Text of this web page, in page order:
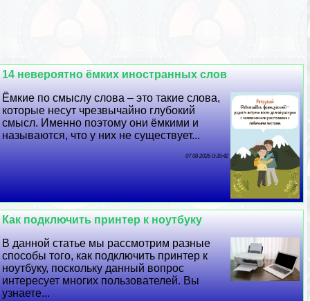
14 невероятно ёмких иностранных слов
Ёмкие по смыслу слова – это такие слова,
которые несут чрезвычайно глубокий
смысл. Именно поэтому они ёмкими и
называются, что у них не существует...
07 08 2026 0:39:42
Как подключить принтер к ноутбуку
В данной статье мы рассмотрим разные
способы того, как подключить принтер к
ноутбуку, поскольку данный вопрос
интересует многих пользователей. Вы
узнаете...